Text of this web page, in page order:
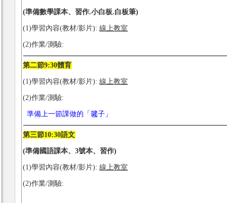
(準備數學課本、習作.小白板.白板筆)
(1)學習內容(教材/影片):線上教室
(2)作業/測驗:
第二節9:30體育
(1)學習內容(教材/影片):線上教室
(2)作業/測驗:
準備上一節課做的「毽子」
第三節10:30語文
(準備國語課本、3號本、習作)
(1)學習內容(教材/影片):線上教室
(2)作業/測驗: